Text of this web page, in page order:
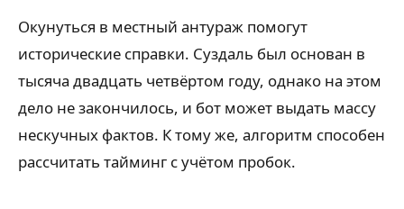
Окунуться в местный антураж помогут
исторические справки. Суздаль был основан в
тысяча двадцать четвёртом году, однако на этом
дело не закончилось, и бот может выдать массу
нескучных фактов. К тому же, алгоритм способен
рассчитать тайминг с учётом пробок.